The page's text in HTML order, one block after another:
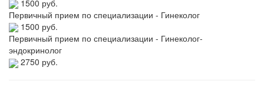
1500 руб.
Первичный прием по специализации - Гинеколог
1500 руб.
Первичный прием по специализации - Гинеколог-
эндокринолог
2750 руб.